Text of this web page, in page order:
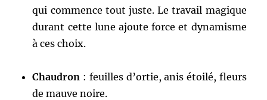
qui commence tout juste. Le travail magique
durant cette lune ajoute force et dynamisme
à ces choix.
Chaudron : feuilles d’ortie, anis étoilé, fleurs
de mauve noire.